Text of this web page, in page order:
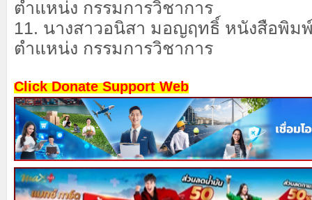
ตำแหน่ง กรรมการวิชาการ
11. นางสาวอนิสา มอญฤทธิ์ หนังสือพิม
ตำแหน่ง กรรมการวิชาการ
Click Donate Support Web